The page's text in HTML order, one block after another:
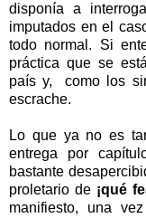
disponía a
imputados en el
todo normal. Si
práctica que se
país y, como los
escrache.
Lo que ya no es
entrega por
bastante
proletario de ¡qué
manifiesto, una